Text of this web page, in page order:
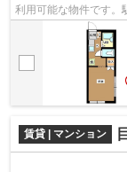
利用可能な物件です。
用する方にとって便利
賃貸 | マンション